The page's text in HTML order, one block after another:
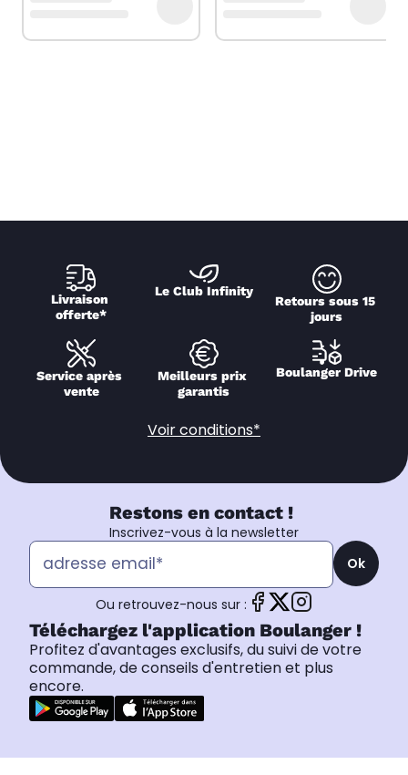
Livraison
offerte*
Le Club Infinity
Retours sous 15
jours
Service après
vente
Meilleurs prix
garantis
Boulanger Drive
Voir conditions*
Restons en contact !
Inscrivez-vous à la newsletter
Ok
Ou retrouvez-nous sur :
Téléchargez l'application Boulanger !
Profitez d'avantages exclusifs, du suivi de votre
commande, de conseils d'entretien et plus
encore.